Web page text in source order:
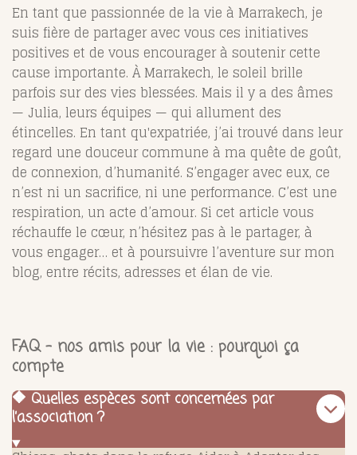
En tant que passionnée de la vie à Marrakech, je
suis fière de partager avec vous ces initiatives
positives et de vous encourager à soutenir cette
cause importante. À Marrakech, le soleil brille
parfois sur des vies blessées. Mais il y a des âmes
— Julia, leurs équipes — qui allument des
étincelles. En tant qu'expatriée, j’ai trouvé dans leur
regard une douceur commune à ma quête de goût,
de connexion, d’humanité. S’engager avec eux, ce
n’est ni un sacrifice, ni une performance. C’est une
respiration, un acte d’amour. Si cet article vous
réchauffe le cœur, n’hésitez pas à le partager, à
vous engager… et à poursuivre l’aventure sur mon
blog, entre récits, adresses et élan de vie.
FAQ – nos amis pour la vie : pourquoi ça
compte
🔶 Quelles espèces sont concernées par
l’association ?